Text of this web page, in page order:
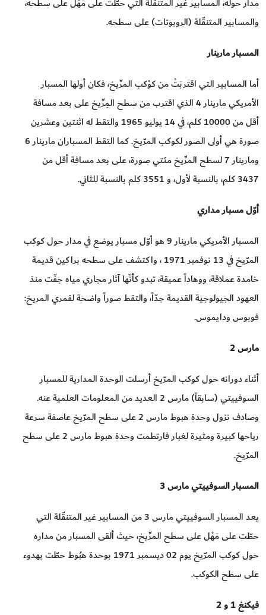
والمسابير المتنقّلة (الروبوتات) على سطحه.
المسبار مارينار
أما المسابير التي اقتَربَتْ من كوْكب المرِّيخ، فكان أولها المسبار
الأمريكي مارينار 4 الذي اقترب من سطح المِرِّيخ على بعد مسافة
أقل من 10000 كلم، في 14 يوليو 1965 والتقط له اثنتين وعشرين
صورة هي أولى الصور لكوكب المرّيخ. كما التقط المسباران مارينار 6
ومارينار 7 لسطح المرِّيخ مئتي صورة، على بعد مسافة أقل من
3437 كلم، بالنسبة لأول، و 3551 كلم بالنسبة للثاني.
أوّل مسبار مداري
المسبار الأمريكي مارينار 9 هو أوّل مسبار يوضع في مدار حول كوكب
المرّيخ في 13 نوفمبر 1971 ، واكتشف على سطحه براكين قديمة
خامدة عملاقة، ووهاداً عميقة، تبدو كأنّها آثار مجاري مياه جفّت منذ
العهود الجيولوجية القديمة جدّاً، والتقط صوراً واضحة لقمري المريخ:
فوبوس ودايموس.
مارس 2
أثناء دورانه حول كوكب المرّيخ أرسلت الوحدة المدارية للمسبار
السوفييتي (سابقاً) مارس 2 العديد من المعلومات العلمية عنه.
وصادف نزول وحدة هبوط مارس 2 على سطح المرّيخ عاصفة سرعة
رياحها كبيرة ومثيرة لغبار فارتطمت وحدة هبوط مارس 2 على سطح
المرّيخ.
المسبار السوفييتي مارس 3
يعد المسبار السوفييتي مارس 3 من المسابير غير المتنقّلة التي
حطّت على مَهْل على سطح المرِّيخ، حيث ألقى المسبار من مداره
حول كوكب المرّيخ يوم 02 ديسمبر 1971 بوحدة هبُوط حطّت بهدوء
على سطح الكوكب.
فيكنغ 1 و 2